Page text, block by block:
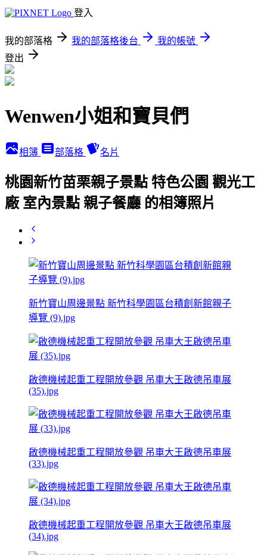
登入
我的部落格 我的部落格後台
我的帳號
登出
Wenwen小姐和寶貝們
相簿 部落格 名片
桃園新竹苗栗親子景點 特色公園 觀光工
廠 室內景點 親子餐廳 的相簿照片
新竹寶山周邊景點 新竹科學園區台積創新館親子
導覽 (9).jpg
啟德機械起重工程開放參觀 吊車大王啟德吊車展
(35).jpg
啟德機械起重工程開放參觀 吊車大王啟德吊車展
(33).jpg
啟德機械起重工程開放參觀 吊車大王啟德吊車展
(34).jpg